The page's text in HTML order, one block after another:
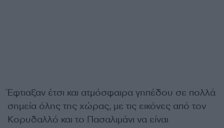
Έφτιαξαν έτσι και ατμόσφαιρα γηπέδου σε πολλά
σημεία όλης της χώρας, με τις εικόνες από τον
Κορυδαλλό και το Πασαλιμάνι να είναι